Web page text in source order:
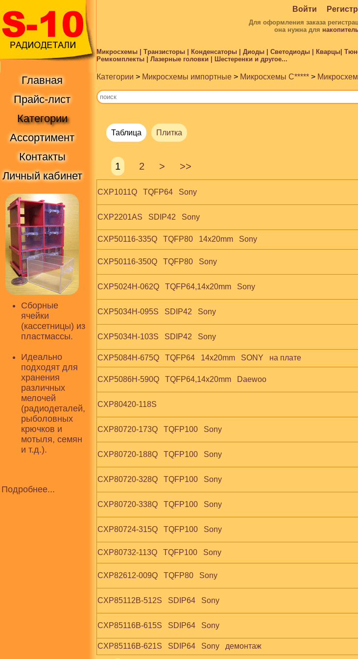
Войти
Для оформления заказа
она нужна для
Микросхемы | Транзисторы | Конденсаторы | Диоды | Светодиоды | Кварцы|
Ремкомплекты | Лазерные головки | Шестеренки и другое...
Главная
Прайс-лист
Категории
Ассортимент
Контакты
Личный кабинет
Сборные
ячейки
(кассетницы) из
пластмассы.
Идеально
подходят для
хранения
различных
мелочей
(радиодеталей,
рыболовных
крючков и
мотыля, семян
и т.д.).
Подробнее...
Категории > Микросхемы импортные > Микросхемы C***** >
Таблица Плитка
1 2 > >>
CXP1011Q   TQFP64   Sony
CXP2201AS   SDIP42   Sony
CXP50116-335Q   TQFP80   14x20mm   Sony
CXP50116-350Q   TQFP80   Sony
CXP5024H-062Q   TQFP64,14x20mm   Sony
CXP5034H-095S   SDIP42   Sony
CXP5034H-103S   SDIP42   Sony
CXP5084H-675Q   TQFP64   14x20mm   SONY   на плате
CXP5086H-590Q   TQFP64,14x20mm   Daewoo
CXP80420-118S
CXP80720-173Q   TQFP100   Sony
CXP80720-188Q   TQFP100   Sony
CXP80720-328Q   TQFP100   Sony
CXP80720-338Q   TQFP100   Sony
CXP80724-315Q   TQFP100   Sony
CXP80732-113Q   TQFP100   Sony
CXP82612-009Q   TQFP80   Sony
CXP85112B-512S   SDIP64   Sony
CXP85116B-615S   SDIP64   Sony
CXP85116B-621S   SDIP64   Sony   демонтаж